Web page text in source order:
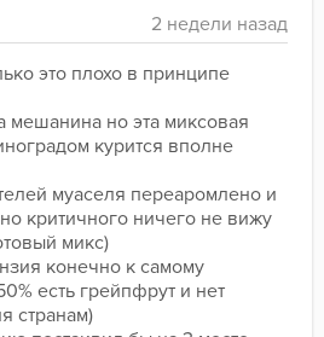
это плохо в принципе
но эта миксовая
курится вполне
муаселя переаромлено и
критичного ничего не вижу
микс)
конечно к самому
есть грейпфрут и нет
странам)